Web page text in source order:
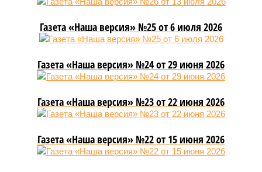
Газета «Наша версия» №25 от 6 июля 2026
Газета «Наша версия» №24 от 29 июня 2026
Газета «Наша версия» №23 от 22 июня 2026
Газета «Наша версия» №22 от 15 июня 2026